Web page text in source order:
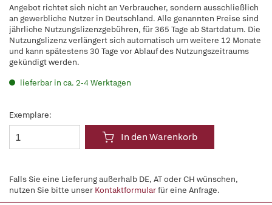
Angebot richtet sich nicht an Verbraucher, sondern ausschließlich
an gewerbliche Nutzer in Deutschland. Alle genannten Preise sind
jährliche Nutzungslizenzgebühren, für 365 Tage ab Startdatum. Die
Nutzungslizenz verlängert sich automatisch um weitere 12 Monate
und kann spätestens 30 Tage vor Ablauf des Nutzungszeitraums
gekündigt werden.
lieferbar in ca. 2-4 Werktagen
Exemplare:
In den Warenkorb
Falls Sie eine Lieferung außerhalb DE, AT oder CH wünschen,
nutzen Sie bitte unser Kontaktformularfür eine Anfrage.